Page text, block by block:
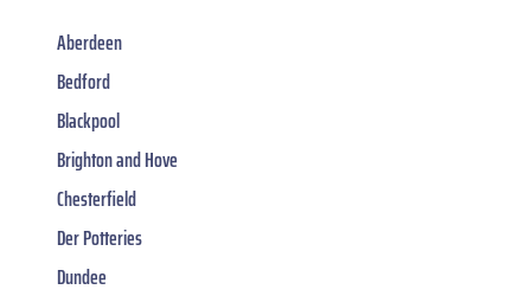
Aberdeen
Bedford
Blackpool
Brighton and Hove
Chesterfield
Der Potteries
Dundee